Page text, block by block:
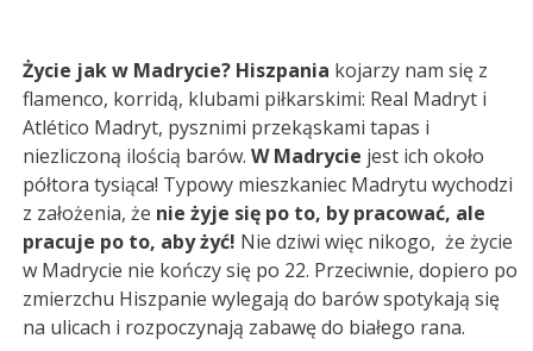
Życie jak w Madrycie? Hiszpania kojarzy nam się z
flamenco, korridą, klubami piłkarskimi: Real Madryt i
Atlético Madryt, pysznimi przekąskami tapas i
niezliczoną ilością barów. W Madrycie jest ich około
półtora tysiąca! Typowy mieszkaniec Madrytu wychodzi
z założenia, że nie żyje się po to, by pracować, ale
pracuje po to, aby żyć! Nie dziwi więc nikogo, że życie
w Madrycie nie kończy się po 22. Przeciwnie, dopiero po
zmierzchu Hiszpanie wylegają do barów spotykają się
na ulicach i rozpoczynają zabawę do białego rana.